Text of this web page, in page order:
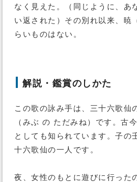
なく見えた。（同じように、あ
い返された）その別れ以来、暁
らいものはない。
解説・鑑賞のしかた
この歌の詠み手は、三十六歌仙
（みぶ の ただみね）です。古
としても知られています。子の
十六歌仙の一人です。
夜、女性のもとに遊びに行った